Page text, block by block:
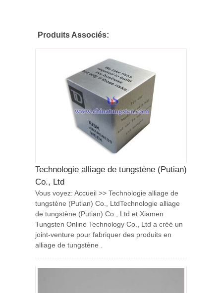
Produits Associés:
Technologie alliage de tungstène (Putian)
Co., Ltd
Vous voyez: Accueil >> Technologie alliage de
tungstène (Putian) Co., LtdTechnologie alliage
de tungstène (Putian) Co., Ltd et Xiamen
Tungsten Online Technology Co., Ltd a créé un
joint-venture pour fabriquer des produits en
alliage de tungstène .